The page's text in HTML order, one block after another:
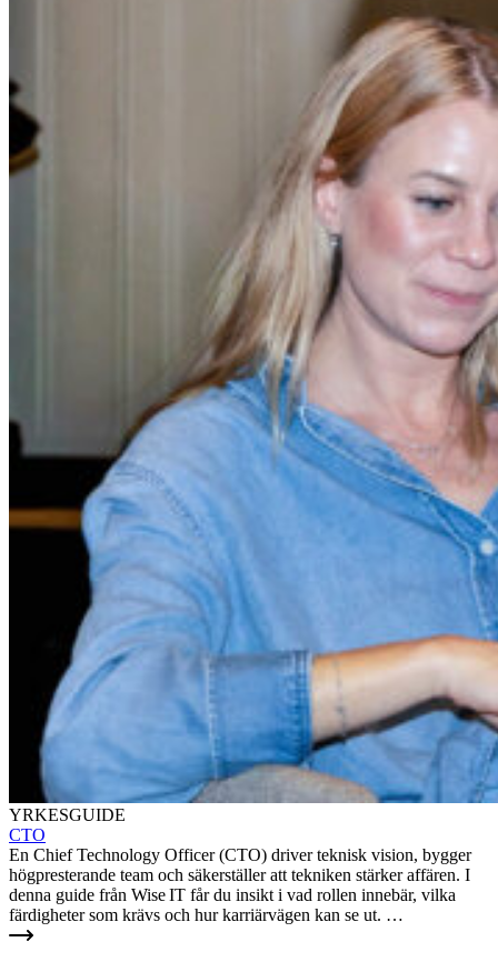
YRKESGUIDE
CTO
En Chief Technology Officer (CTO) driver teknisk vision, bygger
högpresterande team och säkerställer att tekniken stärker affären. I
denna guide från Wise IT får du insikt i vad rollen innebär, vilka
färdigheter som krävs och hur karriärvägen kan se ut. …